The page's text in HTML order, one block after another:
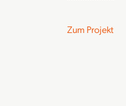
Zum Projekt